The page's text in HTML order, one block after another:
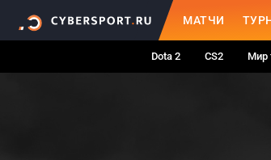
МАТЧИ
Dota 2 CS2 Мир